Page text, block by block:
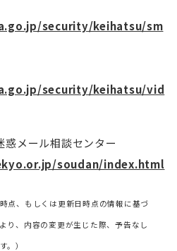
security/keihatsu/sm
security/keihatsu/vid
メール相談センター
soudan/index.html
点、もしくは更新日時点の情報に基づ
り、内容の変更が生じた際、予告なし
。）